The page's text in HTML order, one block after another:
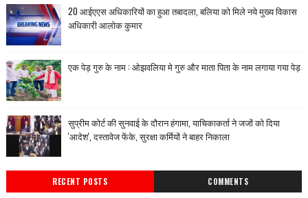
20 आईएएस अधिकारियों का हुआ तबादला, बलिया को मिले नये मुख्य विकास
अधिकारी आलोक कुमार
एक पेड़ गुरु के नाम : ओझवलिया मे गुरु और माता पिता के नाम लगाया गया पेड़
सुप्रीम कोर्ट की सुनवाई के दौरान हंगामा, याचिकाकर्ता ने जजों को दिया
'आदेश', दस्तावेज फेंके, सुरक्षा कर्मियों ने बाहर निकाला
RECENT POSTS COMMENTS